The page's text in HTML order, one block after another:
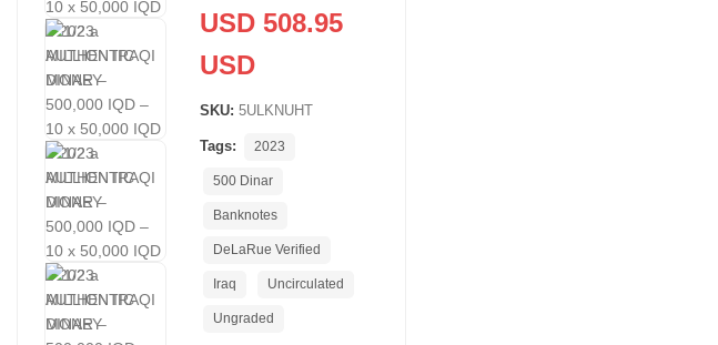
USD 508.95
USD
SKU: 5ULKNUHT
Tags: 2023
500 Dinar
Banknotes
DeLaRue Verified
Iraq Uncirculated
Ungraded